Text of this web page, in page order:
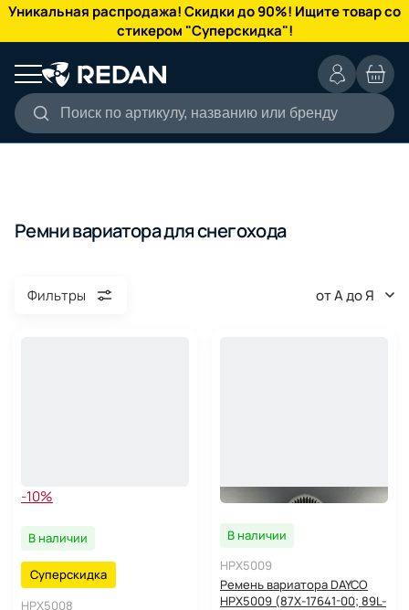
Уникальная распродажа! Скидки до 90%! Ищите товар со
стикером "Суперскидка"!
Поиск по артикулу, названию или бренду
КАТАЛОГ
Ремни вариатора для снегохода
Фильтры от А до Я
-10%
В наличии
Суперскидка
HPX5008
В наличии
HPX5009
Ремень вариатора DAYCO
HPX5009 (87X-17641-00; 89L-